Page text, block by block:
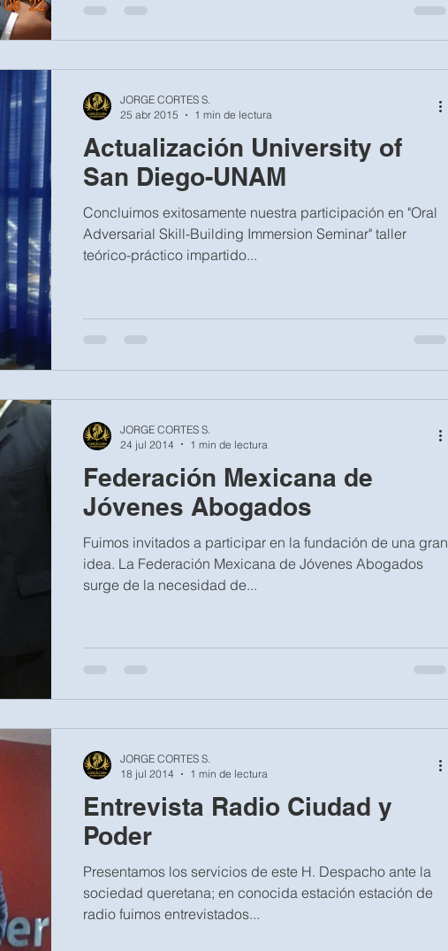
Actualización University of
San Diego-UNAM
Concluimos exitosamente nuestra participación en "Oral
Adversarial Skill-Building Immersion Seminar" taller
teórico-práctico impartido...
JORGE CORTES S.
25 abr 2015
1 min de lectura
Federación Mexicana de
Jóvenes Abogados
Fuimos invitados a participar en la fundación de una gran
idea. La Federación Mexicana de Jóvenes Abogados
surge de la necesidad de...
JORGE CORTES S.
24 jul 2014
1 min de lectura
Entrevista Radio Ciudad y
Poder
Presentamos los servicios de este H. Despacho ante la
sociedad queretana; en conocida estación estación de
radio fuimos entrevistados...
JORGE CORTES S.
18 jul 2014
1 min de lectura